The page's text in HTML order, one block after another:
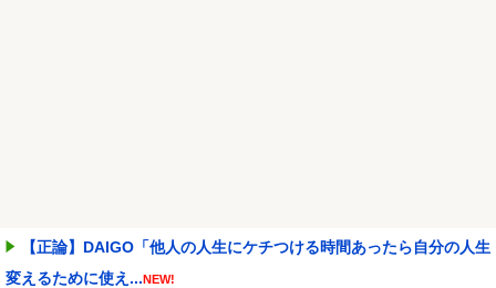
【正論】DAIGO「他人の人生にケチつける時間あったら自分の人生
変えるために使え...NEW!